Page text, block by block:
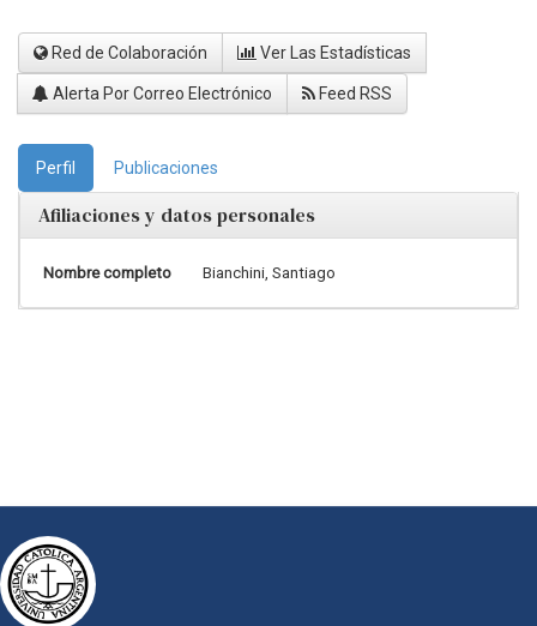
Red de Colaboración Ver Las Estadísticas
Alerta Por Correo Electrónico Feed RSS
Perfil Publicaciones
Afiliaciones y datos personales
Nombre completo Bianchini, Santiago